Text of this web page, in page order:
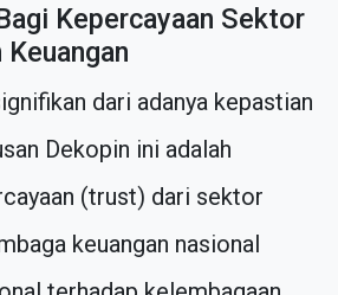
Kepercayaan Sektor
Keuangan
dari adanya kepastian
Dekopin ini adalah
(trust) dari sektor
keuangan nasional